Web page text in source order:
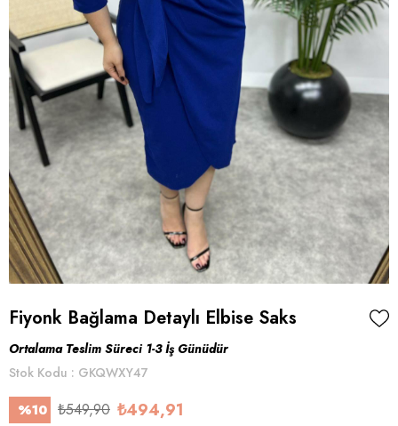
Fiyonk Bağlama Detaylı Elbise Saks
Ortalama Teslim Süreci 1-3 İş Günüdür
Stok Kodu
GKQWXY47
%10
₺549,90 ₺494,91